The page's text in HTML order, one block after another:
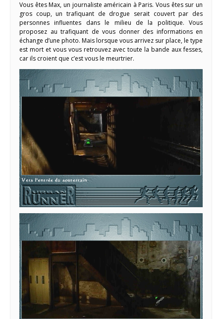
Vous êtes Max, un journaliste américain à Paris. Vous êtes sur un
gros coup, un trafiquant de drogue serait couvert par des
personnes influentes dans le milieu de la politique. Vous
proposez au trafiquant de vous donner des informations en
échange d’une photo. Mais lorsque vous arrivez sur place, le type
est mort et vous vous retrouvez avec toute la bande aux fesses,
car ils croient que c’est vous le meurtrier.